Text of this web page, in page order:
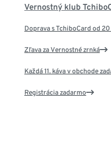
Vernostný klub
Doprava s TchiboCard od
Zľava za Vernostné zrnká
Každá 11. káva v obchode
Registrácia zadarmo